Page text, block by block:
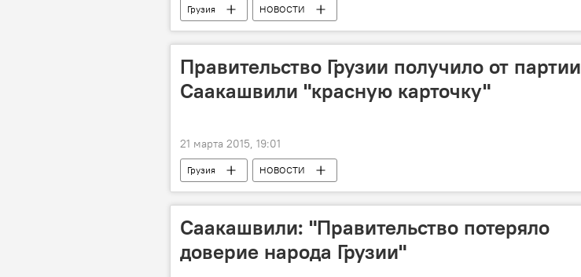
Грузия НОВОСТИ
Правительство Грузии получило от партии
Саакашвили "красную карточку"
21 марта 2015, 19:01
Грузия НОВОСТИ
Саакашвили: "Правительство потеряло
доверие народа Грузии"